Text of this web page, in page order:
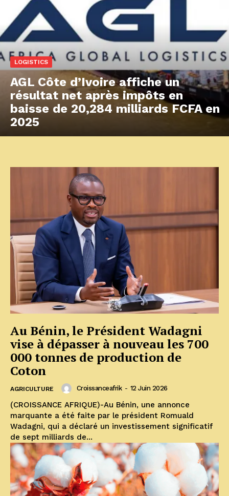
LOGISTICS
AGL Côte d’Ivoire affiche un
résultat net après impôts en
baisse de 20,284 milliards FCFA en
2025
Au Bénin, le Président Wadagni
vise à dépasser à nouveau les 700
000 tonnes de production de
Coton
AGRICULTURE Croissanceafrik - 12 Juin 2026
(CROISSANCE AFRIQUE)-Au Bénin, une annonce
marquante a été faite par le président Romuald
Wadagni, qui a déclaré un investissement significatif
de sept milliards de...